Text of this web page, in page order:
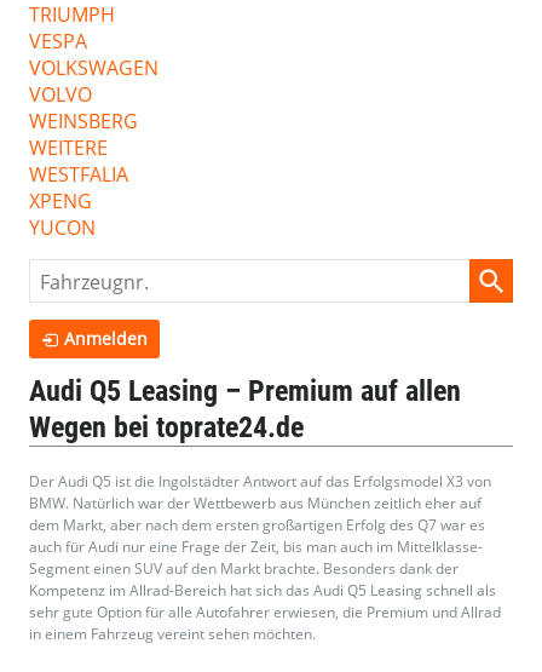
Audi Q5 Leasing – Premium auf allen
Wegen bei toprate24.de
Der Audi Q5 ist die Ingolstädter Antwort auf das Erfolgsmodel X3 von
BMW. Natürlich war der Wettbewerb aus München zeitlich eher auf
dem Markt, aber nach dem ersten großartigen Erfolg des Q7 war es
auch für Audi nur eine Frage der Zeit, bis man auch im Mittelklasse-
Segment einen SUV auf den Markt brachte. Besonders dank der
Kompetenz im Allrad-Bereich hat sich das Audi Q5 Leasing schnell als
sehr gute Option für alle Autofahrer erwiesen, die Premium und Allrad
in einem Fahrzeug vereint sehen möchten.
TRIUMPH
VESPA
VOLKSWAGEN
VOLVO
WEINSBERG
WEITERE
WESTFALIA
XPENG
YUCON
Fahrzeugnr.
Anmelden